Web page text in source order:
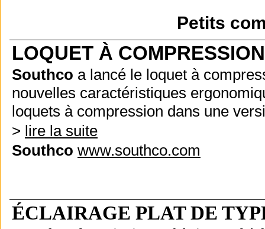
Petits
LOQUET À
Southco a lancé le loquet à
nouvelles caractéristiques
loquets à compression dans une
> lire la suite
Southco www.southco.com
ÉCLAIRAGE PLAT DE